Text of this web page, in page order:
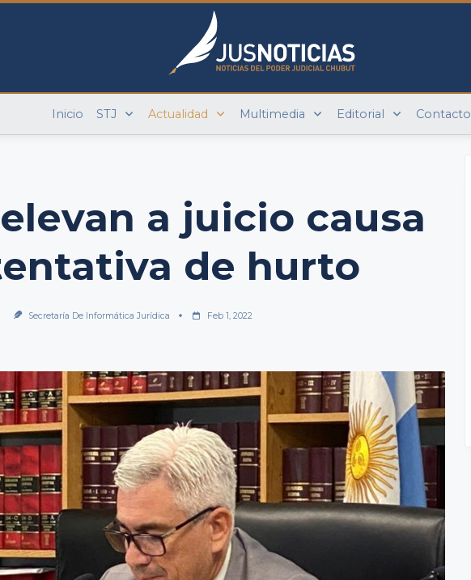
Inicio STJ Actualidad Multimedia Editorial Contacto
a juicio causa
de hurto
Secretaría De Informática Jurídica Feb 1, 2022